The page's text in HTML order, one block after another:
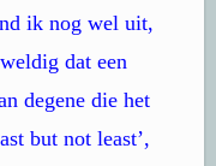
ik nog wel uit,
dat een
degene die het
but not least’,